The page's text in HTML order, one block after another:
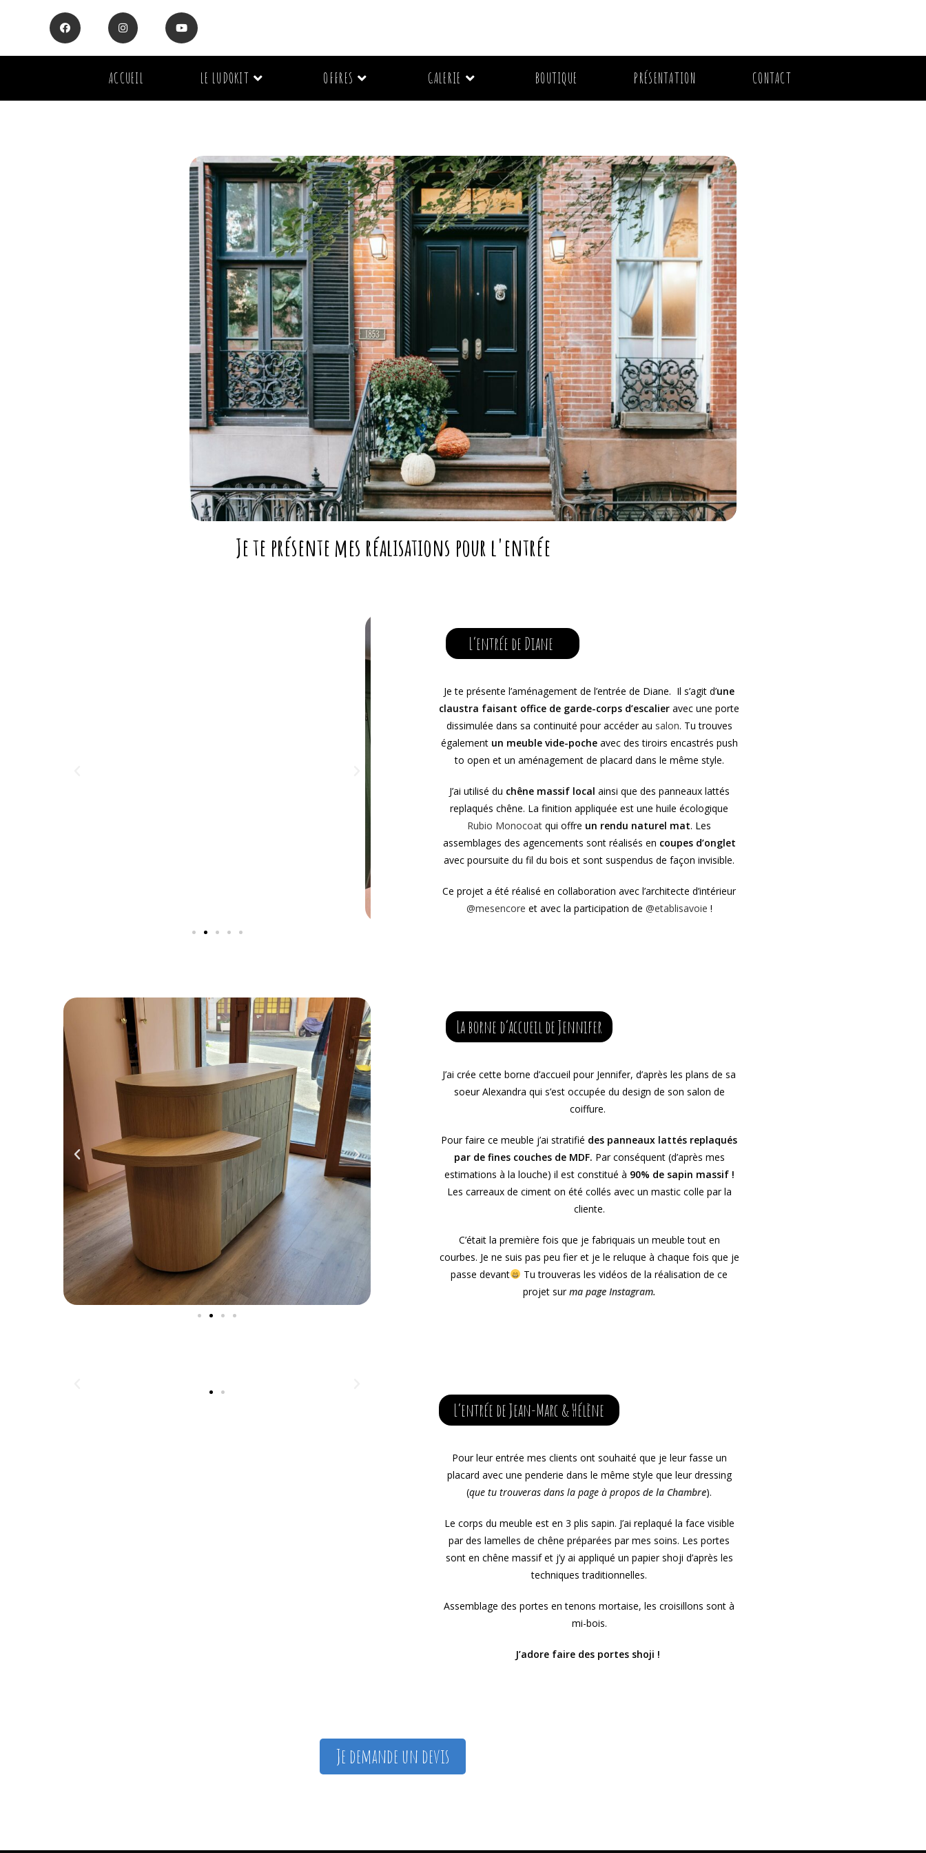
ACCUEIL LE LUDOKIT OFFRES GALERIE BOUTIQUE PRÉSENTATION CONTACT
Je te présente mes réalisations pour l'entrée
L’entrée de Diane
Je te présente l’aménagement de l’entrée de Diane. Il s’agit d’une
claustra faisant office de garde-corps d’escalier avec une porte
dissimulée dans sa continuité pour accéder au salon. Tu trouves
également un meuble vide-pocheavec des tiroirs encastrés push
to open et un aménagement de placard dans le même style.
J’ai utilisé du chêne massif local ainsi que des panneaux lattés
replaqués chêne. La finition appliquée est une huile écologique
Rubio Monocoat qui offre un rendu naturel mat. Les
assemblages des agencements sont réalisés en coupes d’onglet
avec poursuite du fil du bois et sont suspendus de façon invisible.
Ce projet a été réalisé en collaboration avec l’architecte d’intérieur
@mesencore et avec la participation de @etablisavoie !
La borne d’accueil de Jennifer
J’ai crée cette borne d’accueil pour Jennifer, d’après les plans de sa
soeur Alexandra qui s’est occupée du design de son salon de
coiffure.
Pour faire ce meuble j’ai stratifié des panneaux lattés replaqués
par de fines couches de MDF. Par conséquent (d’après mes
estimations à la louche) il est constitué à 90% de sapin massif !
Les carreaux de ciment on été collés avec un mastic colle par la
cliente.
C’était la première fois que je fabriquais un meuble tout en
courbes. Je ne suis pas peu fier et je le reluque à chaque fois que je
passe devant
Tu trouveras les vidéos de la réalisation de ce
projet surma page Instagram.
L’entrée de Jean-Marc & Hélène
Pour leur entrée mes clients ont souhaité que je leur fasse un
placard avec une penderie dans le même style que leur dressing
(que tu trouveras dans la page à propos de la Chambre).
Le corps du meuble est en 3 plis sapin. J’ai replaqué la face visible
par des lamelles de chêne préparées par mes soins. Les portes
sont en chêne massif et j’y ai appliqué un papier shoji d’après les
techniques traditionnelles.
Assemblage des portes en tenons mortaise, les croisillons sont à
mi-bois.
J’adore faire des portes shoji !
Je demande un devis